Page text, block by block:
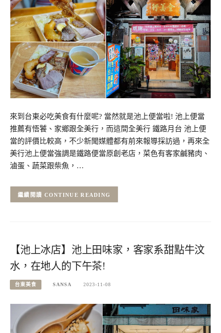
來到台東必吃美食有什麼呢? 當然就是池上便當啦! 池上便當
推薦有悟饕、家鄉跟全美行，而這間全美行 鐵路月台 池上便
當的評價比較高，不少新聞媒體都有前來報導採訪過，再來全
美行池上便當強調是鐵路便當原創老店，菜色有客家鹹豬肉、
滷蛋、蔬菜跟柴魚，…
CONTINUE READING
【池上冰店】池上田味家，客家系甜點牛汶
水，在地人的下午茶!
台東美食 SANSA 2023-11-08